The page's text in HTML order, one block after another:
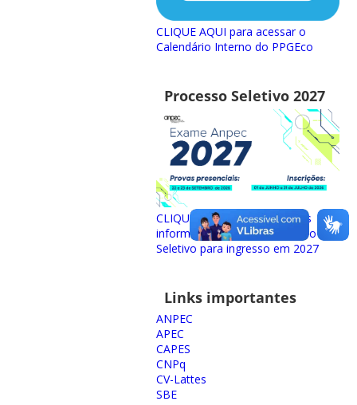
CLIQUE AQUI para acessar o
Calendário Interno do PPGEco
Processo Seletivo 2027
CLIQUE AQUI para obter mais
informações sobre o Processo
Seletivo para ingresso em 2027
Links importantes
ANPEC
APEC
CAPES
CNPq
CV-Lattes
SBE